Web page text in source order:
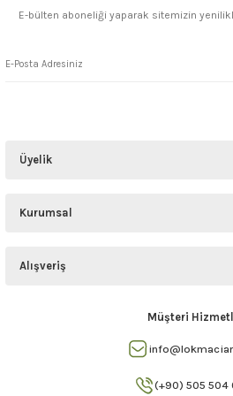
E-bülten aboneliği yaparak sitemizin
Üyelik
Kurumsal
Alışveriş
Müşteri
(+90) 505 504